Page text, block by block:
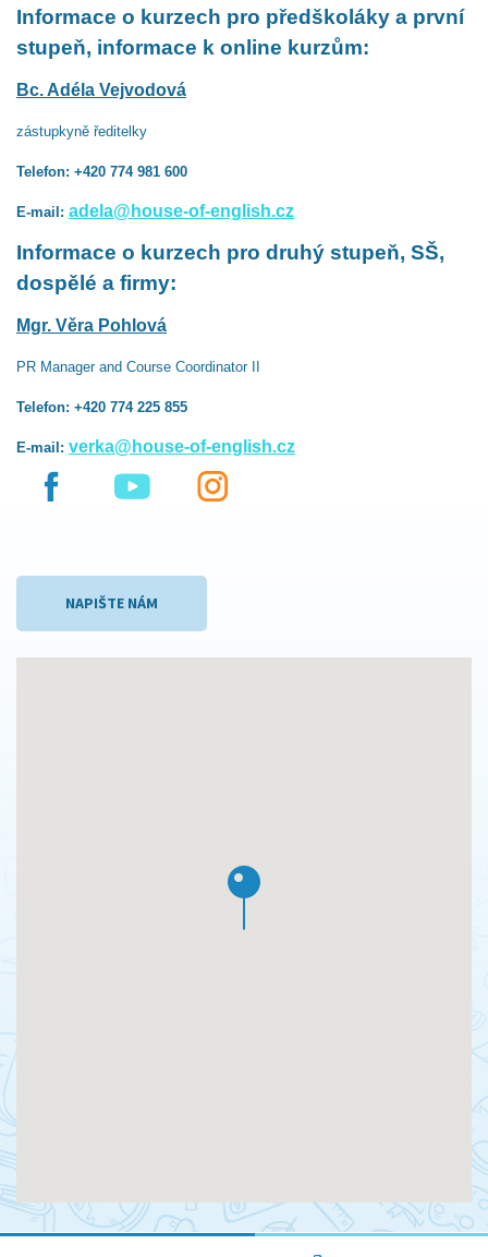
Informace o kurzech pro předškoláky a první
stupeň, informace k online kurzům:
Bc. Adéla Vejvodová
zástupkyně ředitelky
Telefon: +420 774 981 600
E-mail: adela@house-of-english.cz
Informace o kurzech pro druhý stupeň, SŠ,
dospělé a firmy:
Mgr. Věra Pohlová
PR Manager and Course Coordinator II
Telefon: +420 774 225 855
E-mail: verka@house-of-english.cz
NAPIŠTE NÁM